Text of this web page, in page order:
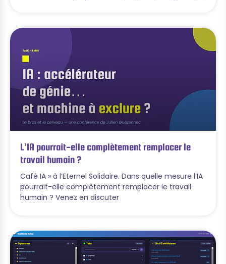
L’IA pourrait-elle complètement remplacer le
travail humain ?
Café IA » à l’Eternel Solidaire. Dans quelle mesure l’IA
pourrait-elle complètement remplacer le travail
humain ? Venez en discuter